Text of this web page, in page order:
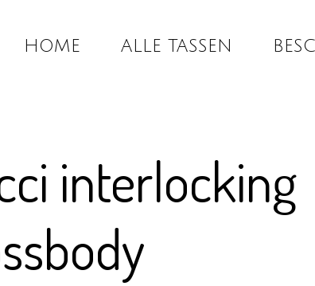
HOME ALLE TASSEN
interlocking